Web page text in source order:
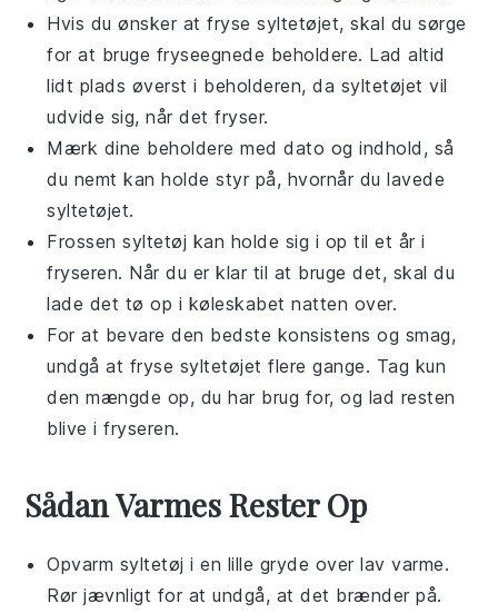
Hvis du ønsker at frysesyltetøjet, skal du sørge
for at bruge fryseegnede beholdere. Lad altid
lidt plads øverst i beholderen, da syltetøjet vil
udvide sig, når det fryser.
Mærk dine beholdere med dato og indhold, så
du nemt kan holde styr på, hvornår du lavede
syltetøjet.
Frossensyltetøj kan holde sig i op til et år i
fryseren. Når du er klar til at bruge det, skal du
lade det tø op i køleskabet natten over.
For at bevare den bedste konsistens og smag,
undgå at fryse syltetøjet flere gange. Tag kun
den mængde op, du har brug for, og lad resten
blive i fryseren.
Sådan Varmes Rester Op
Opvarm syltetøj i en lille gryde over lav varme.
Rør jævnligt for at undgå, at det brænder på.